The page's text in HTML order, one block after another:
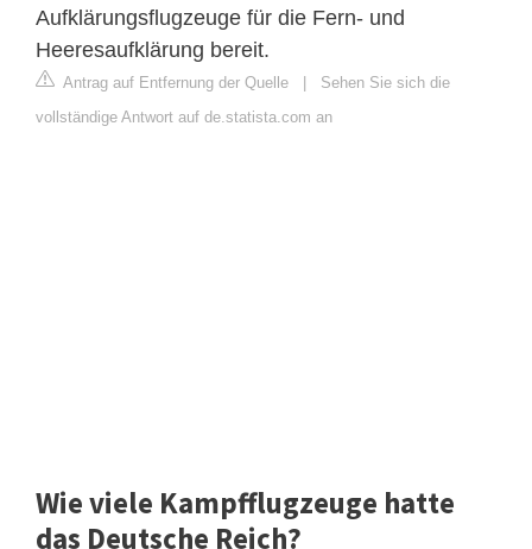
Aufklärungsflugzeuge für die Fern- und
Heeresaufklärung bereit.
Antrag auf Entfernung der Quelle
Sehen Sie sich die
vollständige Antwort auf de.statista.com an
Wie viele Kampfflugzeuge hatte
das Deutsche Reich?